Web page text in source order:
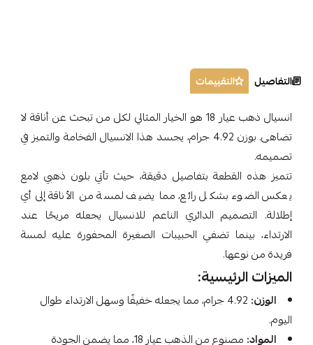
التفاصيل التقييمات
انسيال ذهب عيار 18 هو الخيار المثالي لكل من تبحث عن أناقة لا
تضاهى. بوزن 4.92 جرام، يجسد هذا الانسيال الفخامة والتميز في
تصميمه.
تتميز هذه القطعة بتفاصيل دقيقة، حيث تأتي بلون ذهبي لامع
يعكس الضوء بشكل رائع، مما يضيف لمسة من الأناقة إلى أي
إطلالة. التصميم الدائري الناعم للانسيال يجعله مريحًا عند
الارتداء، بينما تضفي الحبيبات الصغيرة المحفورة عليه لمسة
فريدة من نوعها.
الميزات الرئيسية:
الوزن:
4.92 جرام، مما يجعله خفيفًا وسهل الارتداء طوال
اليوم.
المواد:
مصنوع من الذهب عيار 18، مما يضمن الجودة